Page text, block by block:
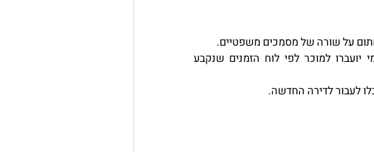
על שורה של מסמכים משפטיים.
לעבור לדירה החדשה.